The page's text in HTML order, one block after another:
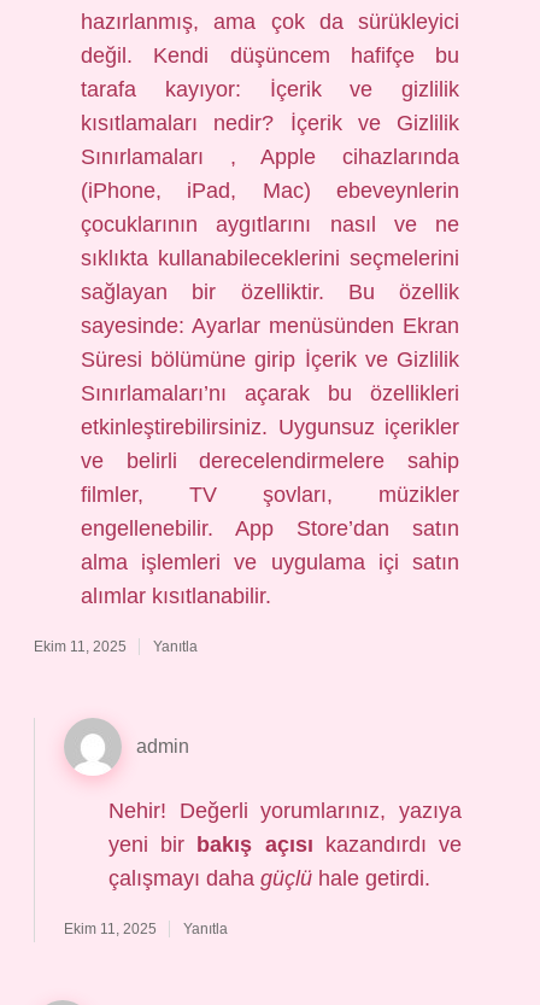
hazırlanmış, ama çok da sürükleyici
değil. Kendi düşüncem hafifçe bu
tarafa kayıyor: İçerik ve gizlilik
kısıtlamaları nedir? İçerik ve Gizlilik
Sınırlamaları , Apple cihazlarında
(iPhone, iPad, Mac) ebeveynlerin
çocuklarının aygıtlarını nasıl ve ne
sıklıkta kullanabileceklerini seçmelerini
sağlayan bir özelliktir. Bu özellik
sayesinde: Ayarlar menüsünden Ekran
Süresi bölümüne girip İçerik ve Gizlilik
Sınırlamaları’nı açarak bu özellikleri
etkinleştirebilirsiniz. Uygunsuz içerikler
ve belirli derecelendirmelere sahip
filmler, TV şovları, müzikler
engellenebilir. App Store’dan satın
alma işlemleri ve uygulama içi satın
alımlar kısıtlanabilir.
Ekim 11, 2025 Yanıtla
admin
Nehir! Değerli yorumlarınız, yazıya
yeni bir
bakış açısı kazandırdı ve
çalışmayı daha güçlühale getirdi.
Ekim 11, 2025 Yanıtla